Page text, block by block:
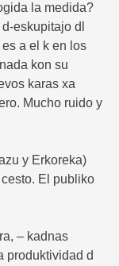
la medida?
eskupitajo dl
a el k en los
kon su
karas xa
Mucho ruido y
y Erkoreka)
El publiko
– kadnas
produktividad d